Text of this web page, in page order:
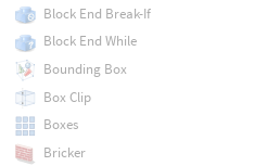
Block End Break-If
Block End While
Bounding Box
Box Clip
Boxes
Bricker